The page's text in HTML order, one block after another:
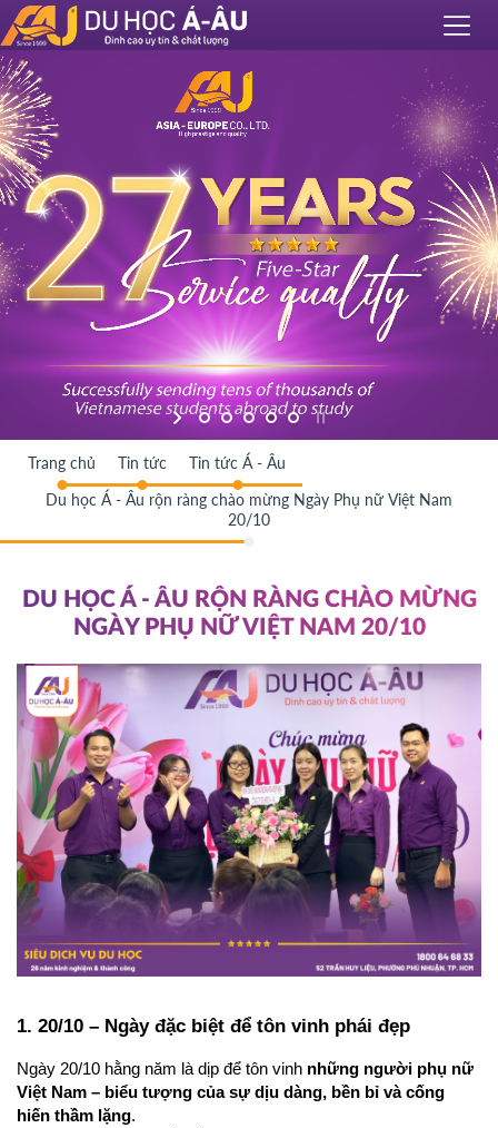
Trang chủ Tin tức Tin tức Á - Âu
Du học Á - Âu rộn ràng chào mừng Ngày Phụ nữ Việt Nam
20/10
DU HỌC Á - ÂU RỘN RÀNG CHÀO MỪNG
NGÀY PHỤ NỮ VIỆT NAM 20/10
1. 20/10 – Ngày đặc biệt để tôn vinh phái đẹp
Ngày 20/10 hằng năm là dịp để tôn vinh những người phụ nữ
Việt Nam – biểu tượng của sự dịu dàng, bền bỉ và cống
hiến thầm lặng.